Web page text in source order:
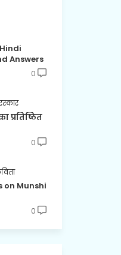
Hindi
Answers
0
प्रतिष्ठित
0
on Munshi
0